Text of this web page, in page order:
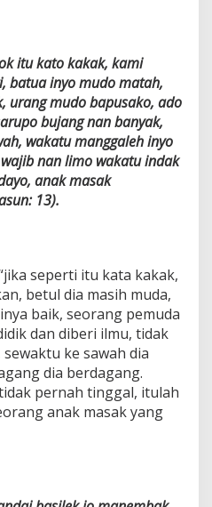
itu kato kakak, kami
batua inyo mudo matah,
urang mudo bapusako, ado
bujang nan banyak,
wakatu manggaleh inyo
nan limo wakatu indak
anak masak
13).
seperti itu kata kakak,
betul dia masih muda,
baik, seorang pemuda
dan diberi ilmu, tidak
ke sawah dia
dia berdagang.
pernah tinggal, itulah
anak masak yang